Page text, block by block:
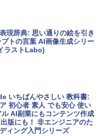
保護 15.6 16インチ パソコ
MacBook Air M5チップ搭載
Home & Business 202
)|オンラインコード版|Wind
カード - 2,000 Robux 【限
アイテムを含む】 【オンラ
ード】 ロブロックス | オン
版
現辞典: 思い通りの絵を引き
トの言葉 AI画像生成シリー
ラストLabo)
いちばんやさしい 教科書:
初心者 素人 でも安心 使い
AI副業にもコンテンツ作成
版にも！ 非エンジニアのた
ィング入門シリーズ